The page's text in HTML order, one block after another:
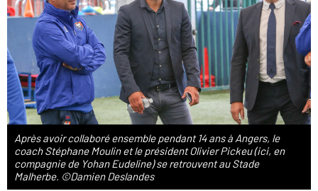
Après avoir collaboré ensemble pendant 14 ans à Angers, le
coach Stéphane Moulin et le président Olivier Pickeu (ici, en
compagnie de Yohan Eudeline) se retrouvent au Stade
Malherbe. ©Damien Deslandes